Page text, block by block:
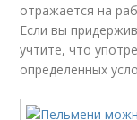
отражается на
Если вы
учтите, что
определенных